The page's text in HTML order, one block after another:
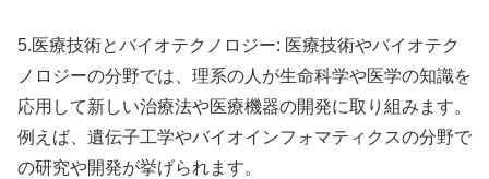
5.医療技術とバイオテクノロジー: 医療技術やバイオテク
ノロジーの分野では、理系の人が生命科学や医学の知識を
応用して新しい治療法や医療機器の開発に取り組みます。
例えば、遺伝子工学やバイオインフォマティクスの分野で
の研究や開発が挙げられます。